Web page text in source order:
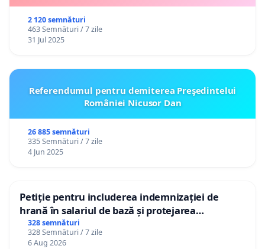
2 120 semnături
463 Semnături / 7 zile
31 Jul 2025
Referendumul pentru demiterea Preşedintelui
României Nicusor Dan
26 885 semnături
335 Semnături / 7 zile
4 Jun 2025
Petiție pentru includerea indemnizației de
hrană în salariul de bază și protejarea
gradațiilor de vechime pentru asistenții
personali
328 semnături
328 Semnături / 7 zile
6 Aug 2026